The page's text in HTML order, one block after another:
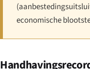
economische